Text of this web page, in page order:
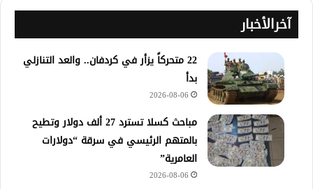
آخرالأخبار
22 متحركاً يزأر في كردفان.. والعد التنازلي
بدأ
2026-08-06
مباحث كسلا تسترد 27 ألف دولار وتطيح
بالمتهم الرئيسي في سرقة “دولارات
العامرية”
2026-08-06